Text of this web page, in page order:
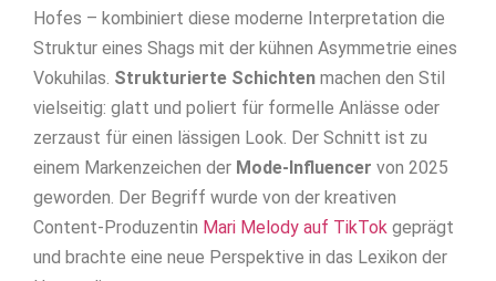
Hofes – kombiniert diese moderne Interpretation die
Struktur eines Shags mit der kühnen Asymmetrie eines
Vokuhilas. Strukturierte Schichten machen den Stil
vielseitig: glatt und poliert für formelle Anlässe oder
zerzaust für einen lässigen Look. Der Schnitt ist zu
einem Markenzeichen der Mode-Influencer von 2025
geworden. Der Begriff wurde von der kreativen
Content-Produzentin Mari Melody auf TikTok geprägt
und brachte eine neue Perspektive in das Lexikon der